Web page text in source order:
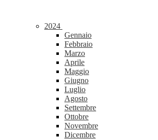
2024
Gennaio
Febbraio
Marzo
Aprile
Maggio
Giugno
Luglio
Agosto
Settembre
Ottobre
Novembre
Dicembre